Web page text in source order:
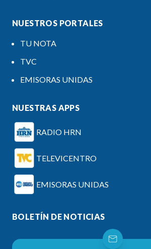
NUESTROS PORTALES
TU NOTA
TVC
EMISORAS UNIDAS
NUESTRAS APPS
RADIO HRN
TELEVICENTRO
EMISORAS UNIDAS
BOLETÍN DE NOTICIAS